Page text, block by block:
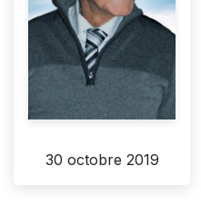
30 octobre 2019